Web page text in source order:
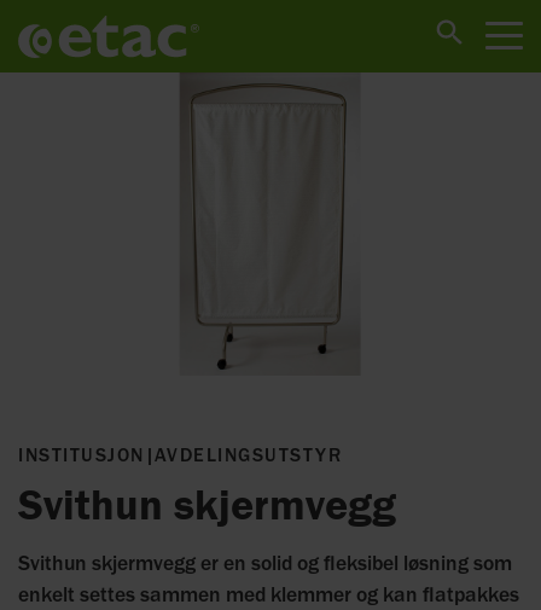
INSTITUSJON |AVDELINGSUTSTYR
Svithun skjermvegg
Svithun skjermvegg er en solid og fleksibel løsning som
enkelt settes sammen med klemmer og kan flatpakkes